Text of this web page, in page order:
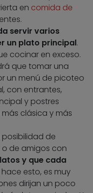
en comida de
servir varios
un plato principal.
cocinar en exceso.
que tomar una
un menú de picoteo
con entrantes,
y postres
clásica y más
posibilidad de
de amigos con
y que cada
hace esto, es muy
dirijan un poco